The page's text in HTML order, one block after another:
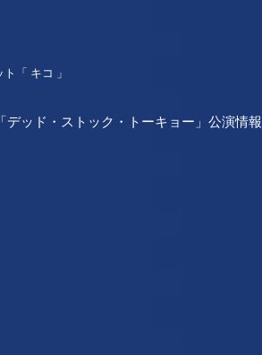
「 キコ 」
ッド・ストック・トーキョー」公演情報